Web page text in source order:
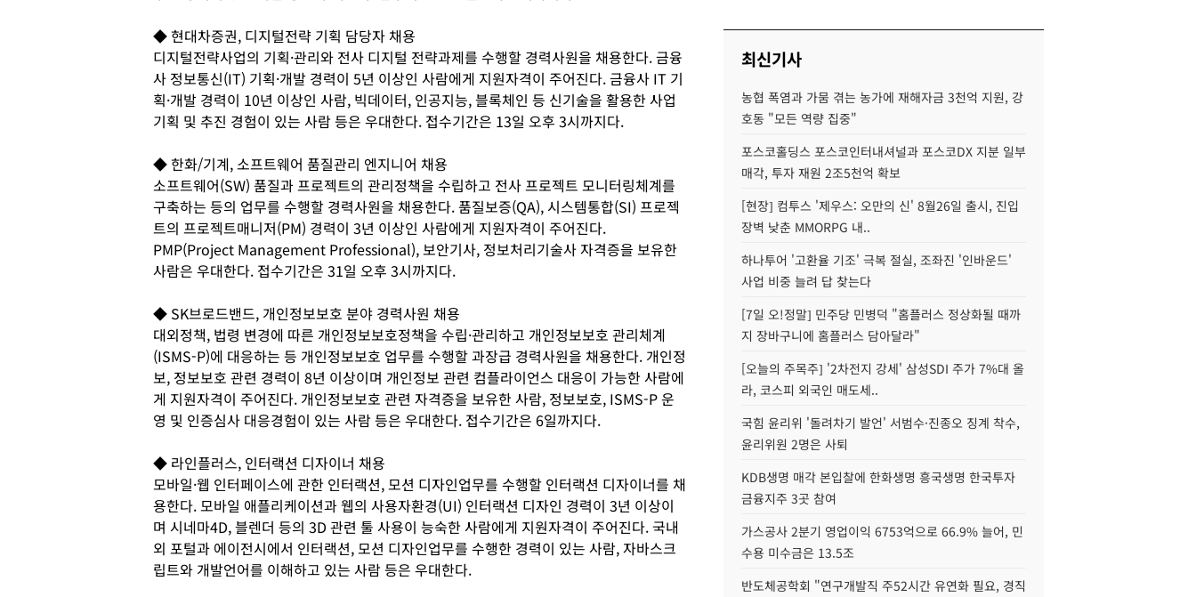
◆ 현대차증권, 디지털전략 기획 담당자 채용
디지털전략사업의 기획·관리와 전사 디지털 전략과제를 수행할 경력사원을 채용한다. 금융
사 정보통신(IT) 기획·개발 경력이 5년 이상인 사람에게 지원자격이 주어진다. 금융사 IT 기
획·개발 경력이 10년 이상인 사람, 빅데이터, 인공지능, 블록체인 등 신기술을 활용한 사업
기획 및 추진 경험이 있는 사람 등은 우대한다. 접수기간은 13일 오후 3시까지다.
◆ 한화/기계, 소프트웨어 품질관리 엔지니어 채용
소프트웨어(SW) 품질과 프로젝트의 관리정책을 수립하고 전사 프로젝트 모니터링체계를
구축하는 등의 업무를 수행할 경력사원을 채용한다. 품질보증(QA), 시스템통합(SI) 프로젝
트의 프로젝트매니저(PM) 경력이 3년 이상인 사람에게 지원자격이 주어진다.
PMP(Project Management Professional), 보안기사, 정보처리기술사 자격증을 보유한
사람은 우대한다. 접수기간은 31일 오후 3시까지다.
◆ SK브로드밴드, 개인정보보호 분야 경력사원 채용
대외정책, 법령 변경에 따른 개인정보보호정책을 수립·관리하고 개인정보보호 관리체계
(ISMS-P)에 대응하는 등 개인정보보호 업무를 수행할 과장급 경력사원을 채용한다. 개인정
보, 정보보호 관련 경력이 8년 이상이며 개인정보 관련 컴플라이언스 대응이 가능한 사람에
게 지원자격이 주어진다. 개인정보보호 관련 자격증을 보유한 사람, 정보보호, ISMS-P 운
영 및 인증심사 대응경험이 있는 사람 등은 우대한다. 접수기간은 6일까지다.
◆ 라인플러스, 인터랙션 디자이너 채용
모바일·웹 인터페이스에 관한 인터랙션, 모션 디자인업무를 수행할 인터랙션 디자이너를 채
용한다. 모바일 애플리케이션과 웹의 사용자환경(UI) 인터랙션 디자인 경력이 3년 이상이
며 시네마4D, 블렌더 등의 3D 관련 툴 사용이 능숙한 사람에게 지원자격이 주어진다. 국내
외 포털과 에이전시에서 인터랙션, 모션 디자인업무를 수행한 경력이 있는 사람, 자바스크
립트와 개발언어를 이해하고 있는 사람 등은 우대한다.
최신기사
농협 폭염과 가뭄 겪는 농가에 재해자금 3천억 지원, 강
호동 "모든 역량 집중"
포스코홀딩스 포스코인터내셔널과 포스코DX 지분 일부
매각, 투자 재원 2조5천억 확보
[현장] 컴투스 '제우스: 오만의 신' 8월26일 출시, 진입
장벽 낮춘 MMORPG 내..
하나투어 '고환율 기조' 극복 절실, 조좌진 '인바운드'
사업 비중 늘려 답 찾는다
[7일 오!정말] 민주당 민병덕 "홈플러스 정상화될 때까
지 장바구니에 홈플러스 담아달라"
[오늘의 주목주] '2차전지 강세' 삼성SDI 주가 7%대 올
라, 코스피 외국인 매도세..
국힘 윤리위 '돌려차기 발언' 서범수·진종오 징계 착수,
윤리위원 2명은 사퇴
KDB생명 매각 본입찰에 한화생명 흥국생명 한국투자
금융지주 3곳 참여
가스공사 2분기 영업이익 6753억으로 66.9% 늘어, 민
수용 미수금은 13.5조
반도체공학회 "연구개발직 주52시간 유연화 필요, 경직